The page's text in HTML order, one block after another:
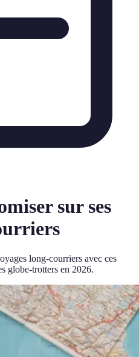
sur ses
long-courriers avec ces
globe-trotters en 2026.